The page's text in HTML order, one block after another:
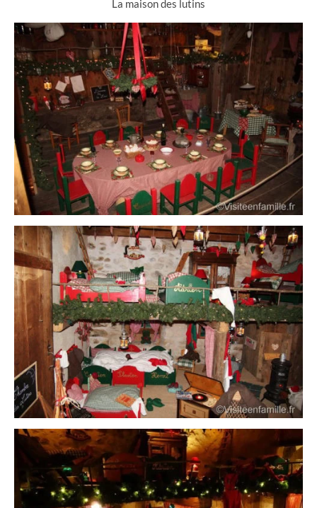
La maison des lutins